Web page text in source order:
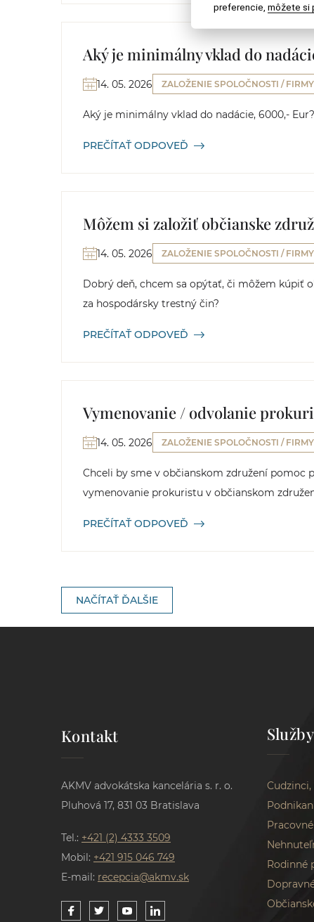
Aký je minimálny vklad do
14. 05. 2026 ZALOŽENIE SPOLOČNOSTI / FIRMY
Aký je minimálny vklad do nadácie, 6000,- Eur?
PREČÍTAŤ ODPOVEĎ
Môžem si založiť občianske
14. 05. 2026 ZALOŽENIE SPOLOČNOSTI / FIRMY
Dobrý deň, chcem sa opýtať, či môžem kúpiť
za hospodársky trestný čin?
PREČÍTAŤ ODPOVEĎ
Vymenovanie / odvolanie
14. 05. 2026 ZALOŽENIE SPOLOČNOSTI / FIRMY
Chceli by sme v občianskom združení pomoc
vymenovanie prokuristu v občianskom
PREČÍTAŤ ODPOVEĎ
NAČÍTAŤ ĎALŠIE
Kontakt
AKMV advokátska kancelária s. r. o.
Pluhová 17, 831 03 Bratislava
Tel.: +421 (2) 4333 3509
Mobil: +421 915 046 749
E-mail: recepcia@akmv.sk
Služby
Rodinné
preferencie, môžete si